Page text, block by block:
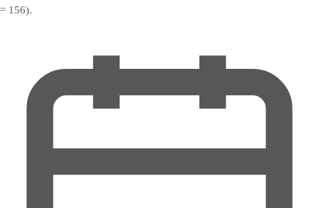
= 156).